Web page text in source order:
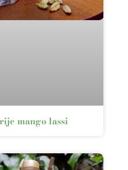
mango lassi